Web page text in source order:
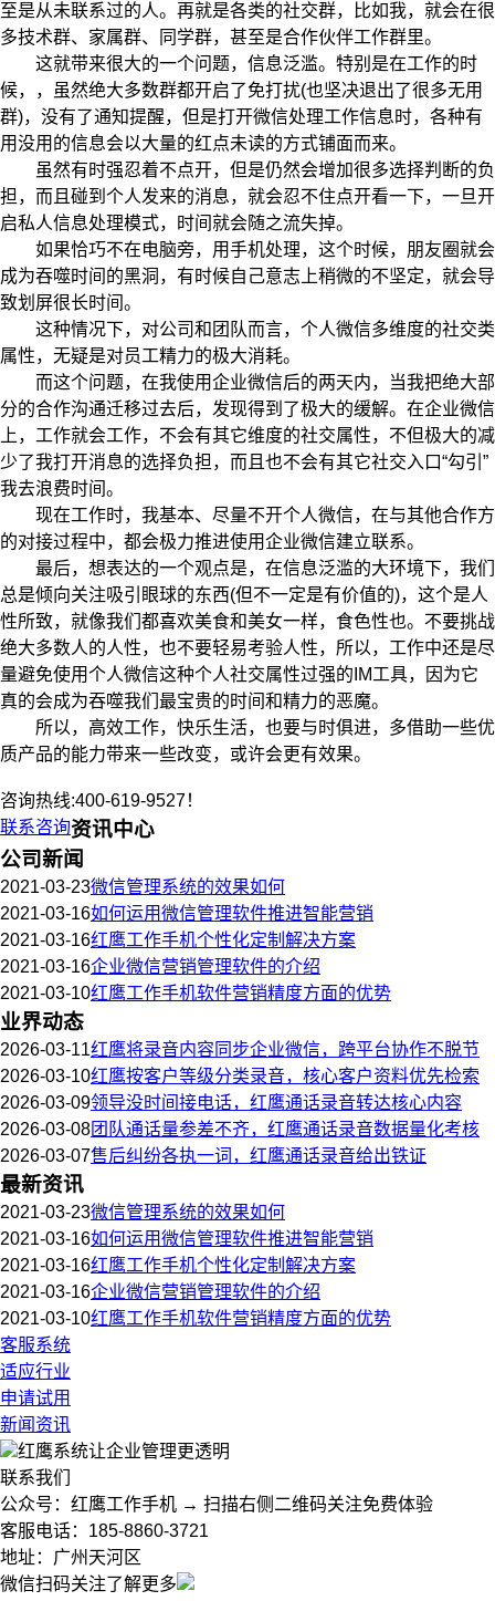
至是从未联系过的人。再就是各类的社交群，比如我，就会在很
多技术群、家属群、同学群，甚至是合作伙伴工作群里。
这就带来很大的一个问题，信息泛滥。特别是在工作的时
候，，虽然绝大多数群都开启了免打扰(也坚决退出了很多无用
群)，没有了通知提醒，但是打开微信处理工作信息时，各种有
用没用的信息会以大量的红点未读的方式铺面而来。
虽然有时强忍着不点开，但是仍然会增加很多选择判断的负
担，而且碰到个人发来的消息，就会忍不住点开看一下，一旦开
启私人信息处理模式，时间就会随之流失掉。
如果恰巧不在电脑旁，用手机处理，这个时候，朋友圈就会
成为吞噬时间的黑洞，有时候自己意志上稍微的不坚定，就会导
致划屏很长时间。
这种情况下，对公司和团队而言，个人微信多维度的社交类
属性，无疑是对员工精力的极大消耗。
而这个问题，在我使用企业微信后的两天内，当我把绝大部
分的合作沟通迁移过去后，发现得到了极大的缓解。在企业微信
上，工作就会工作，不会有其它维度的社交属性，不但极大的减
少了我打开消息的选择负担，而且也不会有其它社交入口“勾引”
我去浪费时间。
现在工作时，我基本、尽量不开个人微信，在与其他合作方
的对接过程中，都会极力推进使用企业微信建立联系。
最后，想表达的一个观点是，在信息泛滥的大环境下，我们
总是倾向关注吸引眼球的东西(但不一定是有价值的)，这个是人
性所致，就像我们都喜欢美食和美女一样，食色性也。不要挑战
绝大多数人的人性，也不要轻易考验人性，所以，工作中还是尽
量避免使用个人微信这种个人社交属性过强的IM工具，因为它
真的会成为吞噬我们最宝贵的时间和精力的恶魔。
所以，高效工作，快乐生活，也要与时俱进，多借助一些优
质产品的能力带来一些改变，或许会更有效果。
咨询热线:400-619-9527！
联系咨询资讯中心
公司新闻
2021-03-23微信管理系统的效果如何
2021-03-16如何运用微信管理软件推进智能营销
2021-03-16红鹰工作手机个性化定制解决方案
2021-03-16企业微信营销管理软件的介绍
2021-03-10红鹰工作手机软件营销精度方面的优势
业界动态
2026-03-11红鹰将录音内容同步企业微信，跨平台协作不脱节
2026-03-10红鹰按客户等级分类录音，核心客户资料优先检索
2026-03-09领导没时间接电话，红鹰通话录音转达核心内容
2026-03-08团队通话量参差不齐，红鹰通话录音数据量化考核
2026-03-07售后纠纷各执一词，红鹰通话录音给出铁证
最新资讯
2021-03-23微信管理系统的效果如何
2021-03-16如何运用微信管理软件推进智能营销
2021-03-16红鹰工作手机个性化定制解决方案
2021-03-16企业微信营销管理软件的介绍
2021-03-10红鹰工作手机软件营销精度方面的优势
客服系统
适应行业
申请试用
新闻资讯
红鹰系统让企业管理更透明
联系我们
公众号：红鹰工作手机 → 扫描右侧二维码关注免费体验
客服电话：185-8860-3721
地址：广州天河区
微信扫码关注了解更多